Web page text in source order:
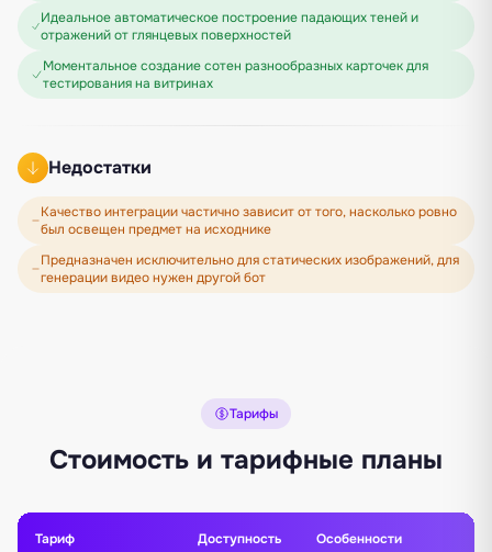
Идеальное автоматическое построение падающих теней и
отражений от глянцевых поверхностей
Моментальное создание сотен разнообразных карточек для
тестирования на витринах
Недостатки
Качество интеграции частично зависит от того, насколько ровно
был освещен предмет на исходнике
Предназначен исключительно для статических изображений, для
генерации видео нужен другой бот
Тарифы
Стоимость и тарифные планы
Тариф Доступность Особенности